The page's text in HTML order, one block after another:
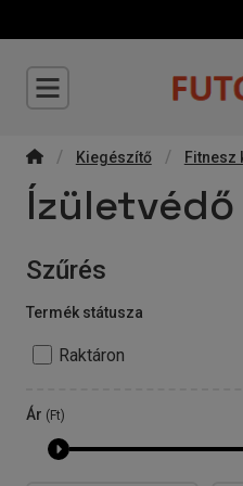
Kiegészítő Fitnesz
Szűrés
Termék státusza
Raktáron
Ár (Ft)